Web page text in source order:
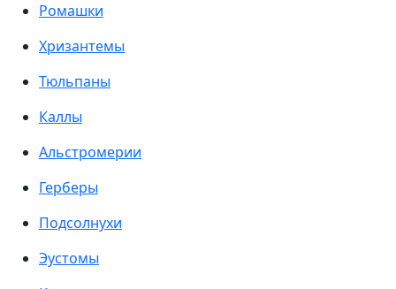
Ромашки
Хризантемы
Тюльпаны
Каллы
Альстромерии
Герберы
Подсолнухи
Эустомы